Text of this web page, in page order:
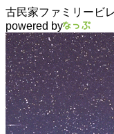
古民家ファミリービ
powered by